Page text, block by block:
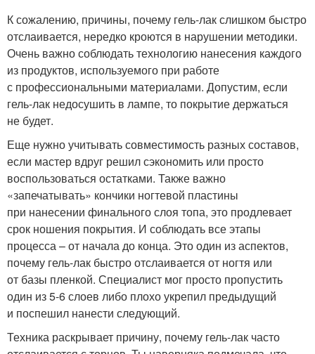
К сожалению, причины, почему гель-лак слишком быстро
отслаивается, нередко кроются в нарушении методики.
Очень важно соблюдать технологию нанесения каждого
из продуктов, используемого при работе
с профессиональными материалами. Допустим, если
гель-лак недосушить в лампе, то покрытие держаться
не будет.
Еще нужно учитывать совместимость разных составов,
если мастер вдруг решил сэкономить или просто
воспользоваться остатками. Также важно
«запечатывать» кончики ногтевой пластины
при нанесении финального слоя топа, это продлевает
срок ношения покрытия. И соблюдать все этапы
процесса – от начала до конца. Это один из аспектов,
почему гель-лак быстро отслаивается от ногтя или
от базы пленкой. Специалист мог просто пропустить
один из 5-6 слоев либо плохо укрепил предыдущий
и поспешил нанести следующий.
Техника раскрывает причину, почему гель-лак часто